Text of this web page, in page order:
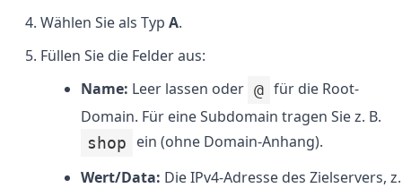
Wählen Sie als Typ A.
Füllen Sie die Felder aus:
Name: Leer lassen oder @ für die Root-
Domain. Für eine Subdomain tragen Sie z. B.
shop
ein (ohne Domain-Anhang).
Wert/Data: Die IPv4-Adresse des Zielservers, z.